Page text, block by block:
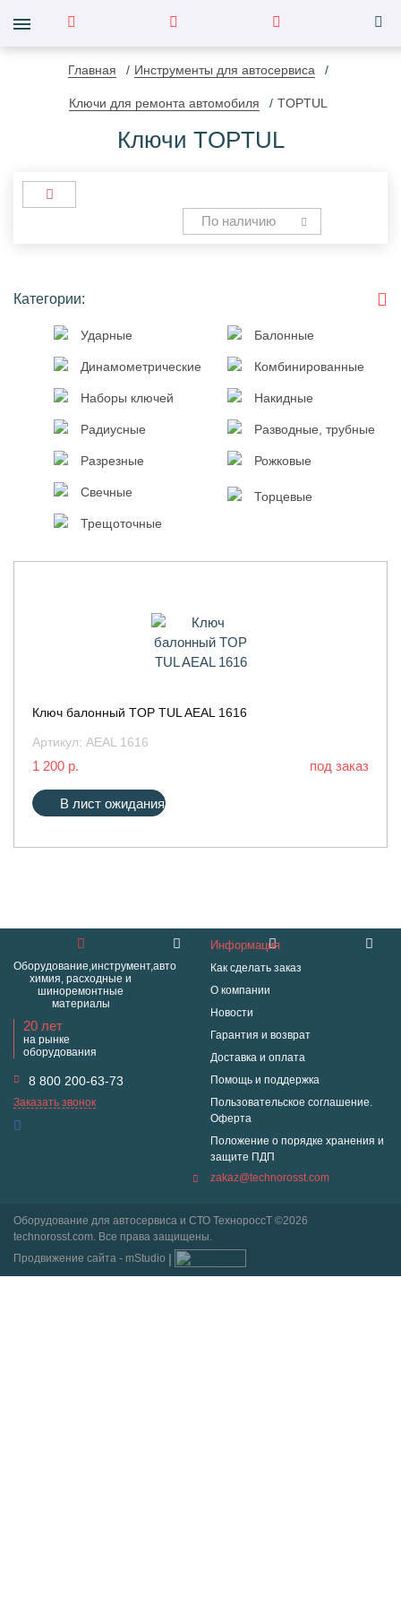
Главная Инструменты для автосервиса
Ключи для ремонта автомобиля TOPTUL
Ключи TOPTUL
По наличию
Категории:
Ударные Балонные
Динамометрические Комбинированные
Наборы ключей Накидные
Радиусные Разводные, трубные
Разрезные Рожковые
Свечные
Торцевые
Трещоточные
Ключ балонный TOP TUL AEAL 1616
Артикул: AEAL 1616
1 200 р. под заказ
В лист ожидания
Оборудование,инструмент,авто
химия, расходные и
шиноремонтные
материалы
20 лет
на рынке
оборудования
8 800 200-63-73
Заказать звонок
Информация
Как сделать заказ
О компании
Новости
Гарантия и возврат
Доставка и оплата
Помощь и поддержка
Пользовательское соглашение.
Оферта
Положение о порядке хранения и
защите ПДП
zakaz@technorosst.com
Оборудование для автосервиса и СТО ТехнороссТ ©2026
technorosst.com. Все права защищены.
Продвижение сайта - mStudio